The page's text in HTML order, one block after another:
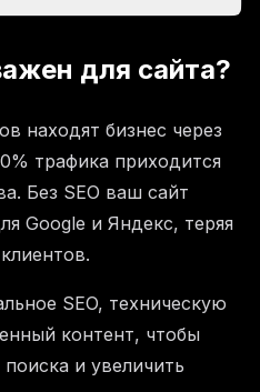
для сайта?
находят бизнес через
трафика приходится
Без SEO ваш сайт
Google и Яндекс, теряя
SEO, техническую
контент, чтобы
и увеличить